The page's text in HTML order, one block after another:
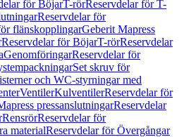
för BöjarT-rörReservdelar för T-
Reservdelar för
flänskopplingarGeberit Mapress
Reservdelar för BöjarT-rörReservdelar
GenomföringarReservdelar för
Set skruv för
och WC-styrningar med
VentilerKulventilerReservdelar för
pressanslutningarReservdelar
RensrörReservdelar för
materialReservdelar för Övergångar